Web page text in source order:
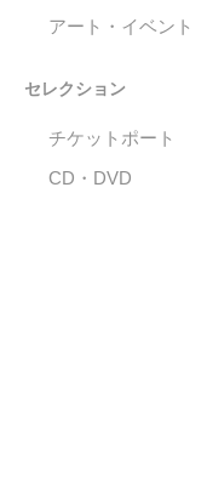
アート・イベント
セレクション
チケットポート
CD・DVD